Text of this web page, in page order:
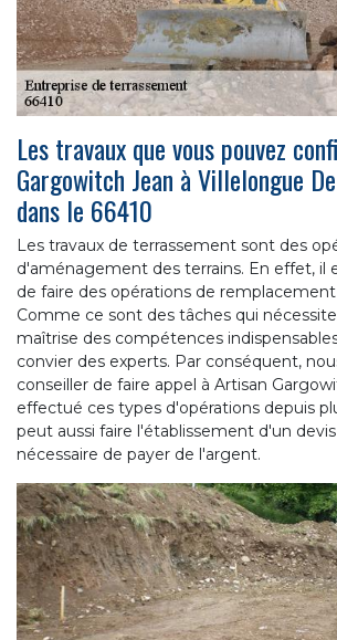
Les travaux que vous pouvez
Gargowitch Jean à Villelongue
dans le 66410
Les travaux de terrassement sont des
d'aménagement des terrains. En effet, il
de faire des opérations de remplacement
Comme ce sont des tâches qui
maîtrise des compétences
convier des experts. Par conséquent,
conseiller de faire appel à Artisan
effectué ces types d'opérations depuis
peut aussi faire l'établissement d'un
nécessaire de payer de l'argent.